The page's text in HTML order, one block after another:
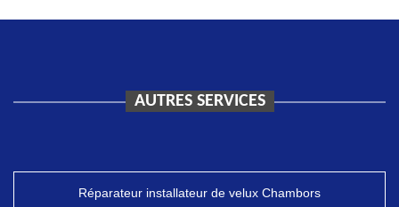
AUTRES SERVICES
Réparateur installateur de velux Chambors